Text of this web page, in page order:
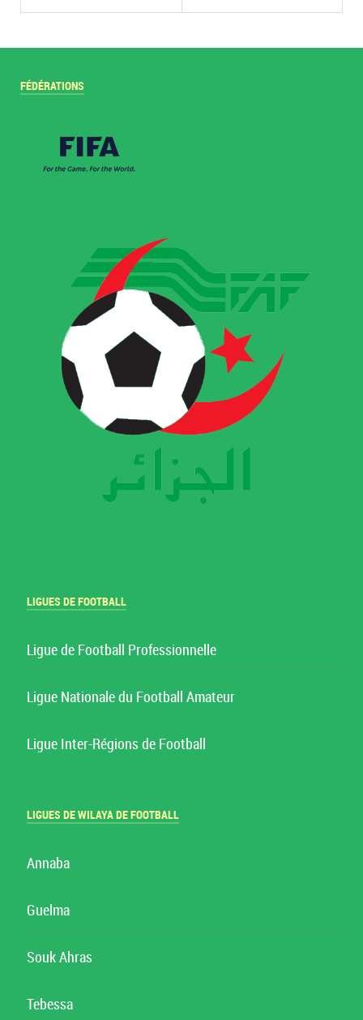
FÉDÉRATIONS
LIGUES DE FOOTBALL
Ligue de Football Professionnelle
Ligue Nationale du Football Amateur
Ligue Inter-Régions de Football
LIGUES DE WILAYA DE FOOTBALL
Annaba
Guelma
Souk Ahras
Tebessa